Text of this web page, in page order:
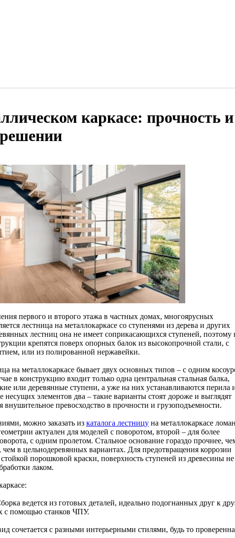
каркасе: прочность и
первого и второго этажа в частных домах, многоярусных
лестница на металлокаркасе со ступенями из дерева и других
лестниц она не имеет соприкасающихся ступеней, поэтому
крепятся поверх опорных балок из высокопрочной стали, с
или из полированной нержавейки.
на металлокаркасе бывает двух основных типов – с одним
в конструкцию входит только одна центральная стальная балка,
или деревянные ступени, а уже на них устанавливаются перила
несущих элементов два – такие варианты стоят дороже и выглядят
внушительное превосходство в прочности и грузоподъемности.
можно заказать из каталога лестницу на металлокаркасе
актуален для моделей с поворотом, второй – для более
с одним пролетом. Стальное основание гораздо прочнее,
чем в цельнодеревянных вариантах. Для предотвращения коррозии
порошковой краски, поверхность ступеней из древесины не
лаком.
ведется из готовых деталей, идеально подогнанных друг к
с помощью станков ЧПУ.
сочетается с разными интерьерными стилями, будь то